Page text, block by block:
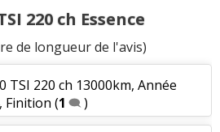
220 ch Essence
de longueur de l'avis)
TSI 220 ch 13000km, Année
Finition (1 )